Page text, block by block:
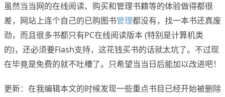
虽然当当网的在线阅读、购买和管理书籍等的体验做得都很
差，网站上连个自己的已购图书管理都没有，找一本书还真废
劲，而且很多书都只有PC在线阅读版本 (特别是计算机类
的)，还必须要Flash支持，这花钱买书的话就太坑了。不过现
在毕竟是免费的就不吐槽了。只希望当当日后能加以改进吧！
更新：在我编辑本文的时候发现一些重点书目已经开始被删除